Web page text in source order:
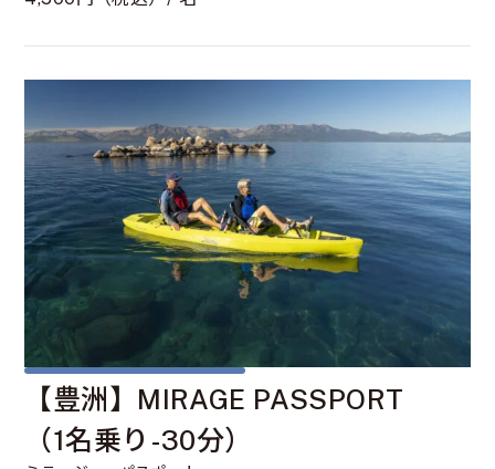
【豊洲】MIRAGE PASSPORT
（1名乗り-30分）